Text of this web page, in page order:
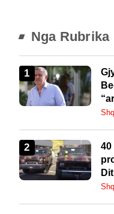
Nga Rubrika
40